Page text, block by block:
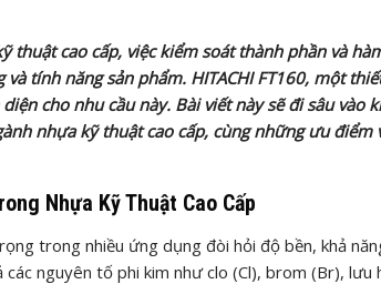
thuật cao cấp, việc kiểm soát thành phần và
tính năng sản phẩm. HITACHI FT160, một
cho nhu cầu này. Bài viết này sẽ đi sâu vào
nhựa kỹ thuật cao cấp, cùng những ưu
Nhựa Kỹ Thuật Cao Cấp
trong nhiều ứng dụng đòi hỏi độ bền, khả
nguyên tố phi kim như clo (Cl), brom (Br), lưu